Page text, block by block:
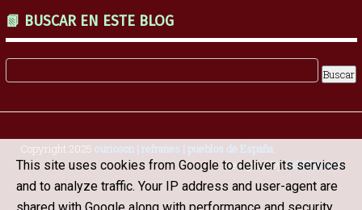
📗 BUSCAR EN ESTE BLOG
Copyright 2025 curioson | refranes | pueblos de España
Designed byOddThemes
This site uses cookies from Google to deliver its services
and to analyze traffic. Your IP address and user-agent are